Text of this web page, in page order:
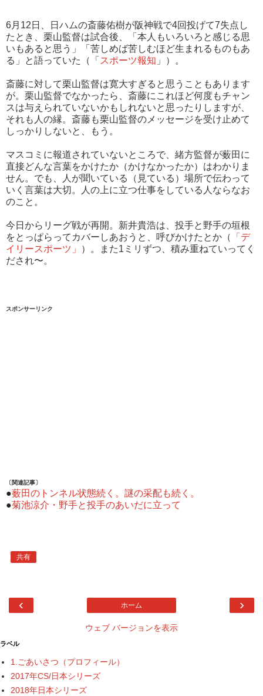
6月12日、日ハムの斎藤佑樹が阪神戦で4回投げて7失点し
たとき、栗山監督は試合後、「本人もいろいろと感じる思
いもあると思う」「苦しめば苦しむほど生まれるものもあ
る」と語っていた（「 スポーツ報知 」）。
斎藤に対して栗山監督は寛大すぎると思うこともあります
が。栗山監督でなかったら、斎藤にこれほど何度もチャン
スは与えられていないかもしれないと思ったりしますが、
それも人の縁。斎藤も栗山監督のメッセージを受け止めて
しっかりしないと、もう。
マスコミに報道されていないところで、緒方監督が薮田に
直接どんな言葉をかけたか（かけなかったか）はわかりま
せん。でも、人が聞いている（見ている）場所で伝わって
いく言葉は大切。人の上に立つ仕事をしている人ならなお
のこと。
今日からリーグ戦が再開。新井貴浩は、投手と野手の垣根
をとっぱらってカバーしあおうと、呼びかけたとか（
「デ
イリースポーツ」
）。また1ミリずつ、積み重ねていってく
だされ〜。
スポンサーリンク
〔関連記事〕
●薮田のトンネル状態続く。謎の采配も続く。
●菊池涼介・野手と投手のあいだに立って
共有
‹ ›
ホーム
ウェブ バージョンを表示
ラベル
1.ごあいさつ（プロフィール）
2017年CS/日本シリーズ
2018年日本シリーズ